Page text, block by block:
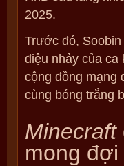
2025.
Trước đó,
điệu nhảy của ca
cộng đồng mạng
cùng bóng trắng
Minecraft
mong đợi